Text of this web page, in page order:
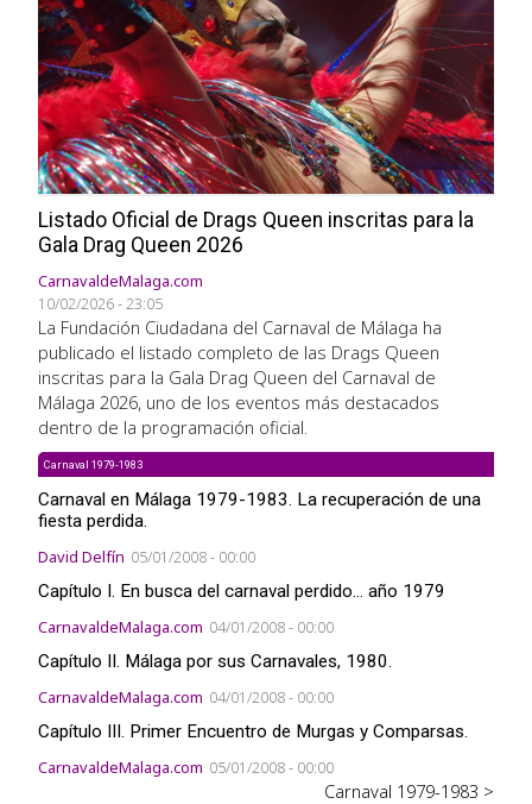
Listado Oficial de Drags Queen inscritas para la
Gala Drag Queen 2026
CarnavaldeMalaga.com
10/02/2026 - 23:05
La Fundación Ciudadana del Carnaval de Málaga ha
publicado el listado completo de las Drags Queen
inscritas para la Gala Drag Queen del Carnaval de
Málaga 2026, uno de los eventos más destacados
dentro de la programación oficial.
Carnaval 1979-1983
Carnaval en Málaga 1979-1983. La recuperación de una
fiesta perdida.
David Delfín 05/01/2008 - 00:00
Capítulo I. En busca del carnaval perdido... año 1979
CarnavaldeMalaga.com 04/01/2008 - 00:00
Capítulo II. Málaga por sus Carnavales, 1980.
CarnavaldeMalaga.com 04/01/2008 - 00:00
Capítulo III. Primer Encuentro de Murgas y Comparsas.
CarnavaldeMalaga.com 05/01/2008 - 00:00
Carnaval 1979-1983 >